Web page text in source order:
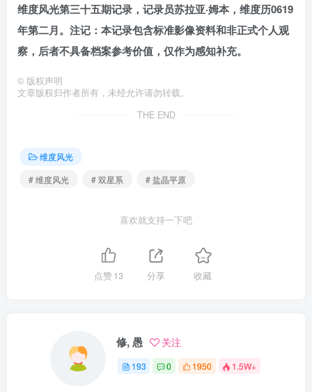
维度风光第三十五期记录，记录员苏拉亚·姆本，维度历0619
年第二月。注记：本记录包含标准影像资料和非正式个人观
察，后者不具备档案参考价值，仅作为感知补充。
© 版权声明
文章版权归作者所有，未经允许请勿转载。
THE END
维度风光
# 维度风光
# 双星系 # 盐晶平原
喜欢就支持一下吧
点赞13 分享 收藏
修, 愚 关注
193 0 1950 1.5W+